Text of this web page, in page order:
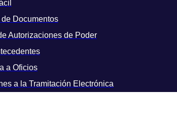
Documentos
Autorizaciones de Poder
a Oficios
a la Tramitación Electrónica